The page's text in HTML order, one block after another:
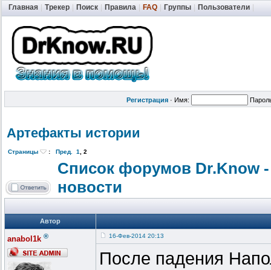
Главная Трекер Поиск Правила FAQ Группы Пользователи
Регистрация · Имя:
Артефакты истории
Страницы : Пред. 1, 2
Список форумов Dr.Know
новости
Автор
anabol1k ® 16-Фев-2014 20:13
После падения